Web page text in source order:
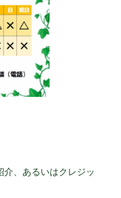
介、あるいはクレジッ